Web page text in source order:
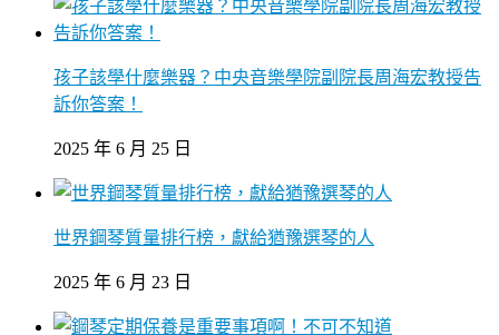
孩子該學什麼樂器？中央音樂學院副院長周海宏教授告
訴你答案！
2025 年 6 月 25 日
世界鋼琴質量排行榜，獻給猶豫選琴的人
2025 年 6 月 23 日